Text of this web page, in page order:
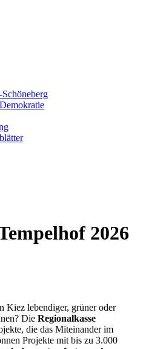
2026
Kiez lebendiger, grüner oder
Die Regionalkasse
die das Miteinander im
Projekte mit bis zu 3.000